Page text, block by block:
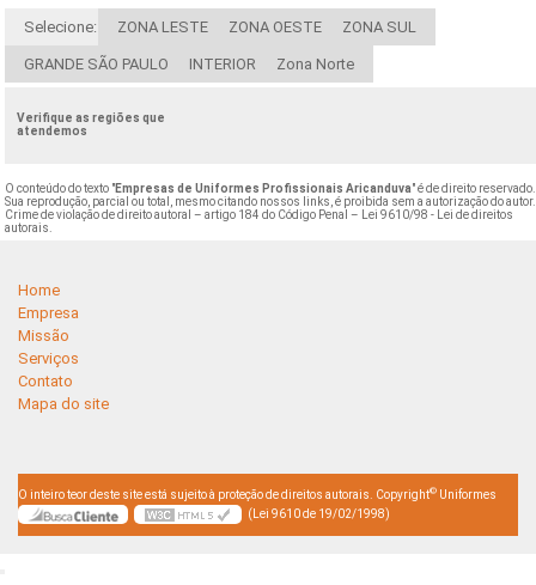
Selecione: ZONA LESTE ZONA OESTE ZONA SUL
GRANDE SÃO PAULO INTERIOR Zona Norte
Verifique as regiões que
atendemos
O conteúdo do texto "Empresas de Uniformes Profissionais Aricanduva" é de direito reservado.
Sua reprodução, parcial ou total, mesmo citando nossos links, é proibida sem a autorização do autor.
Crime de violação de direito autoral – artigo 184 do Código Penal – Lei 9610/98 - Lei de direitos
autorais.
Home
Empresa
Missão
Serviços
Contato
Mapa do site
O inteiro teor deste site está sujeito à proteção de direitos autorais. Copyright© Uniformes
(Lei 9610 de 19/02/1998)